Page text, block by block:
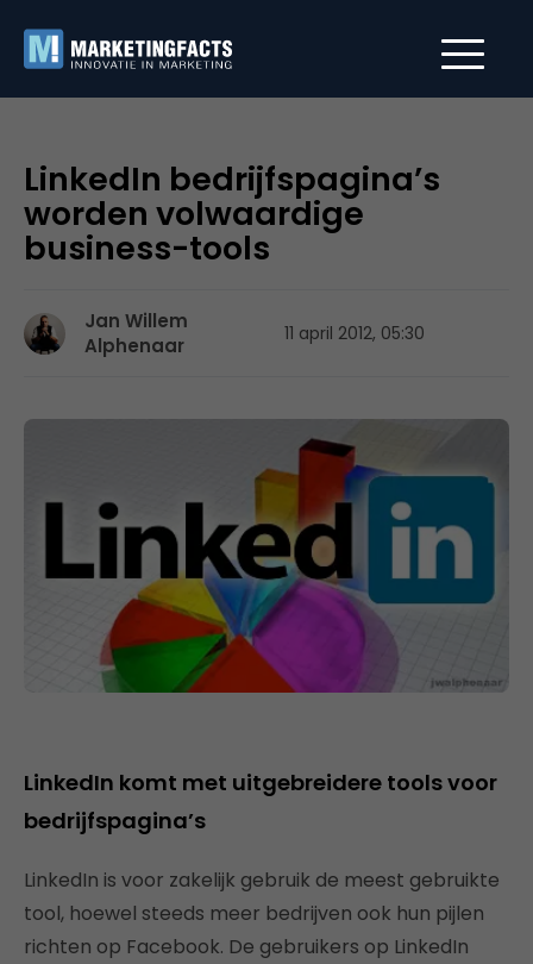
LinkedIn bedrijfspagina’s
worden volwaardige
business-tools
Jan Willem
Alphenaar
11 april 2012, 05:30
LinkedIn komt met uitgebreidere tools voor
bedrijfspagina’s
LinkedIn is voor zakelijk gebruik de meest gebruikte
tool, hoewel steeds meer bedrijven ook hun pijlen
richten op Facebook. De gebruikers op LinkedIn